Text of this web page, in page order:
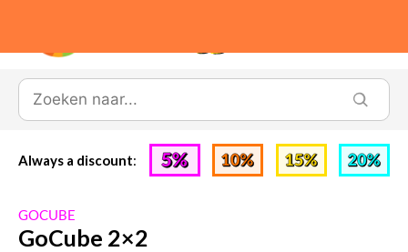
Always a discount:
GOCUBE
GoCube 2×2